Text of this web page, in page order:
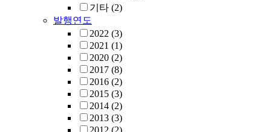
기타 (2)
발행연도
2022 (3)
2021 (1)
2020 (2)
2017 (8)
2016 (2)
2015 (3)
2014 (2)
2013 (3)
2012 (2)